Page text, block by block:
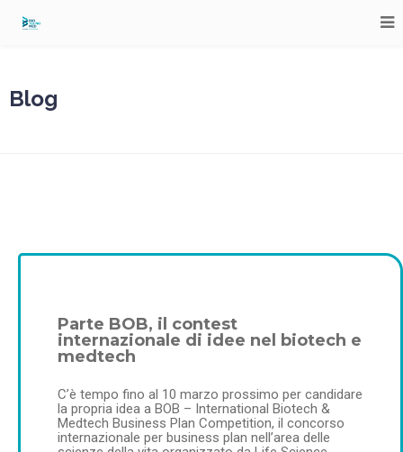
Blog
Parte BOB, il contest
internazionale di idee nel biotech e
medtech
C’è tempo fino al 10 marzo prossimo per candidare
la propria idea a BOB – International Biotech &
Medtech Business Plan Competition, il concorso
internazionale per business plan nell’area delle